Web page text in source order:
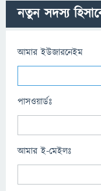
নতুন সদস্য
আমার ইউজারনেইম
পাসওয়ার্ডঃ
আমার ই-মেইলঃ